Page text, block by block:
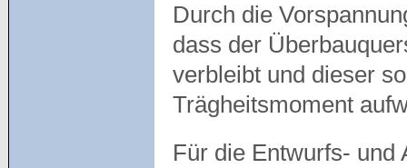
Durch die
dass der
verbleibt und dieser
Trägheitsmoment
Für die Entwurfs- und